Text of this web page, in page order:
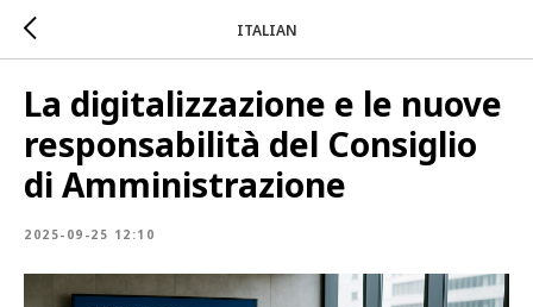
ITALIAN
La digitalizzazione e le nuove
responsabilità del Consiglio
di Amministrazione
2025-09-25 12:10